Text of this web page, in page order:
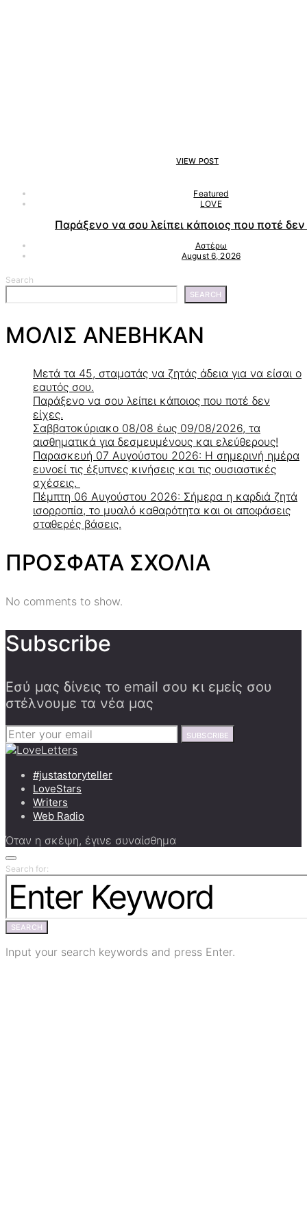
VIEW POST
Featured
LOVE
Παράξενο να σου λείπει κάποιος που ποτέ δεν
Αστέρω
August 6, 2026
Search
SEARCH
ΜΟΛΙΣ ΑΝΕΒΗΚΑΝ
Μετά τα 45, σταματάς να ζητάς άδεια για να είσαι ο
εαυτός σου.
Παράξενο να σου λείπει κάποιος που ποτέ δεν
είχες.
Σαββατοκύριακο 08/08 έως 09/08/2026, τα
αισθηματικά για δεσμευμένους και ελεύθερους!
Παρασκευή 07 Αυγούστου 2026: Η σημερινή ημέρα
ευνοεί τις έξυπνες κινήσεις και τις ουσιαστικές
σχέσεις.
Πέμπτη 06 Αυγούστου 2026: Σήμερα η καρδιά ζητά
ισορροπία, το μυαλό καθαρότητα και οι αποφάσεις
σταθερές βάσεις.
ΠΡΟΣΦΑΤΑ ΣΧΟΛΙΑ
No comments to show.
Subscribe
Εσύ μας δίνεις το email σου κι εμείς σου
στέλνουμε τα νέα μας
SUBSCRIBE
#justastoryteller
LoveStars
Writers
Web Radio
Όταν η σκέψη, έγινε συναίσθημα
Search for:
SEARCH
Input your search keywords and press Enter.